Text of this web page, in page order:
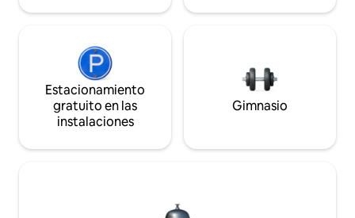
Estacionamiento
gratuito en las
instalaciones
Gimnasio